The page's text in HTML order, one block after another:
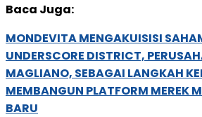
Baca Juga:
MONDEVITA MENGAKUISISI
UNDERSCORE DISTRICT,
MAGLIANO, SEBAGAI LANGKAH
MEMBANGUN PLATFORM MEREK
BARU